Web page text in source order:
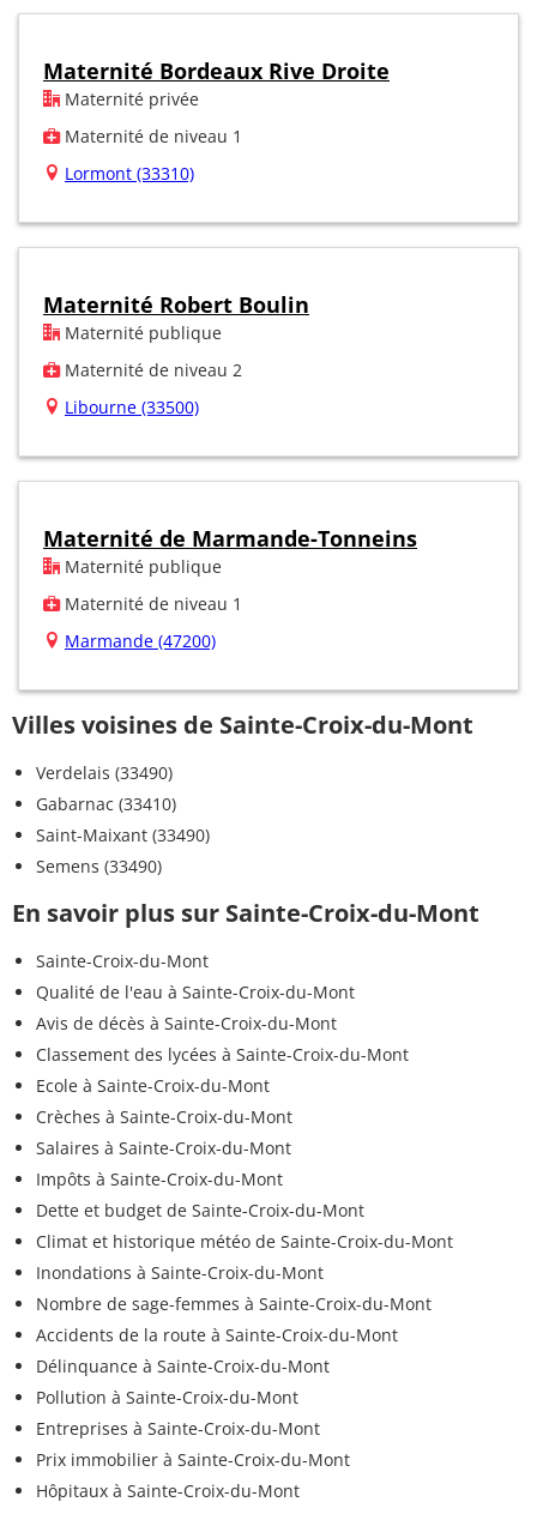
Maternité Bordeaux Rive Droite
Maternité privée
Maternité de niveau 1
Lormont (33310)
Maternité Robert Boulin
Maternité publique
Maternité de niveau 2
Libourne (33500)
Maternité de Marmande-Tonneins
Maternité publique
Maternité de niveau 1
Marmande (47200)
Villes voisines de Sainte-Croix-du-Mont
Verdelais (33490)
Gabarnac (33410)
Saint-Maixant (33490)
Semens (33490)
En savoir plus sur Sainte-Croix-du-Mont
Sainte-Croix-du-Mont
Qualité de l'eau à Sainte-Croix-du-Mont
Avis de décès à Sainte-Croix-du-Mont
Classement des lycées à Sainte-Croix-du-Mont
Ecole à Sainte-Croix-du-Mont
Crèches à Sainte-Croix-du-Mont
Salaires à Sainte-Croix-du-Mont
Impôts à Sainte-Croix-du-Mont
Dette et budget de Sainte-Croix-du-Mont
Climat et historique météo de Sainte-Croix-du-Mont
Inondations à Sainte-Croix-du-Mont
Nombre de sage-femmes à Sainte-Croix-du-Mont
Accidents de la route à Sainte-Croix-du-Mont
Délinquance à Sainte-Croix-du-Mont
Pollution à Sainte-Croix-du-Mont
Entreprises à Sainte-Croix-du-Mont
Prix immobilier à Sainte-Croix-du-Mont
Hôpitaux à Sainte-Croix-du-Mont